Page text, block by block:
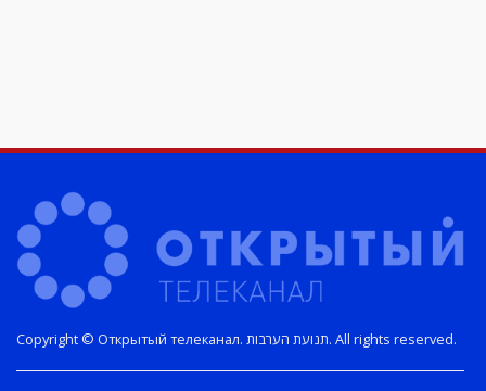
Copyright © Открытый телеканал. תנועת הערבות. All rights reserved.